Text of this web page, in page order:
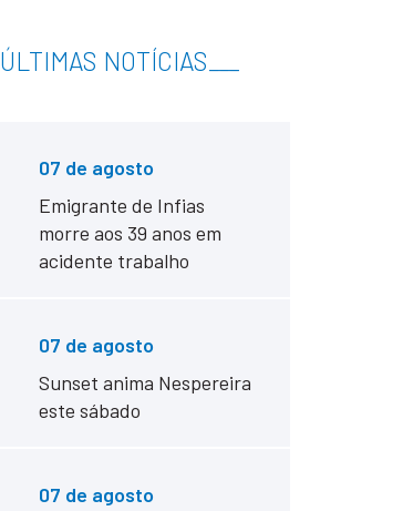
ÚLTIMAS NOTÍCIAS
07 de agosto
Emigrante de Infias
morre aos 39 anos em
acidente trabalho
07 de agosto
Sunset anima Nespereira
este sábado
07 de agosto